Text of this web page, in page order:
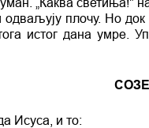
одваљују плочу. Но
истог дана умре.
Исуса, и то: